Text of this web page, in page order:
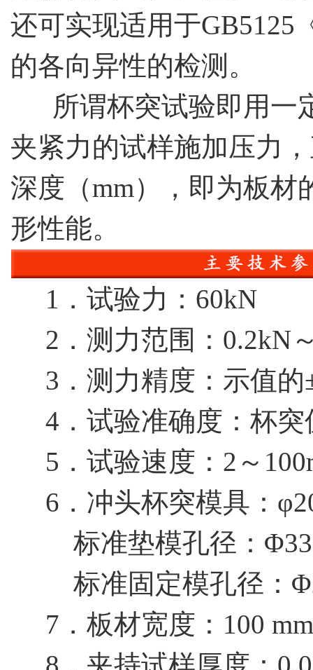
还可实现适用于GB5125
的各向异性的检测。
所谓杯突试验即用一
夹紧力的试样施加压力
深度（mm），即为板材
形性能。
1．试验力：60kN
2．测力范围：0.2kN
3．测力精度：示值的
4．试验准确度：杯突
5．试验速度：2～
6．冲头杯突模具：
标准垫模孔径：
标准固定模孔径：
7．板材宽度：100 mm